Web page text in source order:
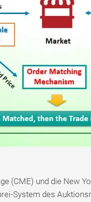
(CME) und die New
System des